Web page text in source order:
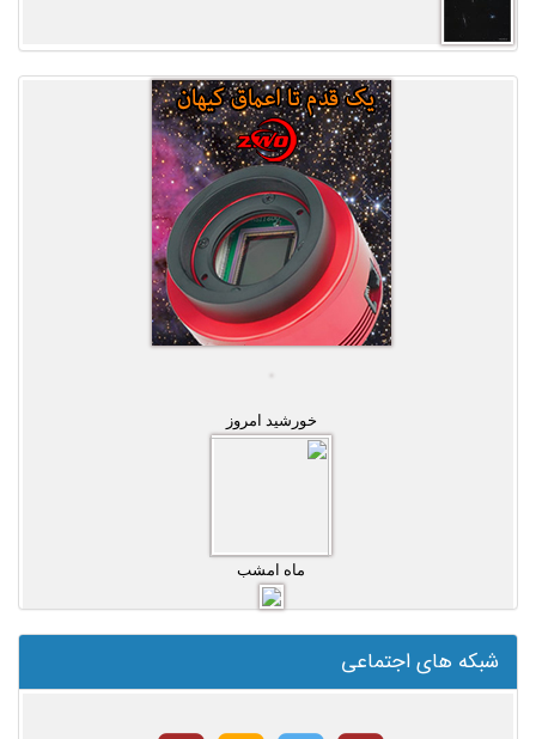
خورشید امروز
ماه امشب
شبکه های اجتماعی